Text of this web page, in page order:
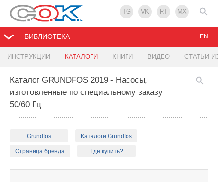
TG VK RT MX
БИБЛИОТЕКА
ИНСТРУКЦИИ КАТАЛОГИ КНИГИ ВИДЕО СТАТЬИ
EN
Каталог GRUNDFOS 2019 - Насосы,
изготовленные по специальному заказу
50/60 Гц
Grundfos Каталоги Grundfos
Страница бренда Где купить?